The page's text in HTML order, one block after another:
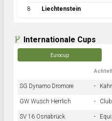
8 Liechtenstein
Internationale Cups
Eurocup
SG Dynamo Dromore -
GW Wusch Herrlich -
SV 16 Osnabrück -